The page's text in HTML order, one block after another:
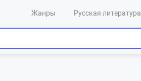
Жанры Русская литература